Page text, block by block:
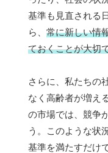
基準も見直される
ら、 常に新しい情
ておくことが大切
さらに、私たちの
なく高齢者が増え
の市場では、競争
う。このような状
基準を満たすだけ